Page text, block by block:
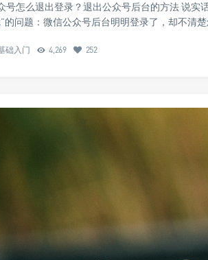
号怎么退出登录？退出公众号后台的方法 说
的问题：微信公众号后台明明登录了，却不清
础入门 4,269 252